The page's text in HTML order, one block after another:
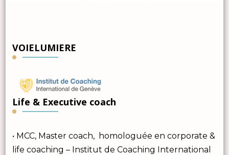
VOIELUMIERE
Life & Executive coach
• MCC, Master coach, homologuée en corporate &
life coaching – Institut de Coaching International